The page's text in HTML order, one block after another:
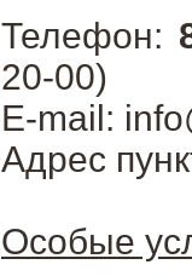
Телефон:
20-00)
E-mail:
Адрес
Особые